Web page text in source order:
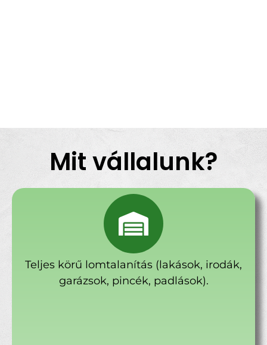
Mit vállalunk?
Teljes körű lomtalanítás (lakások, irodák,
garázsok, pincék, padlások).